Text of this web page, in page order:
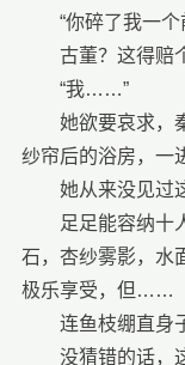
“你碎了我一
古董？这得赔
“我……”
她欲要哀求，
纱帘后的浴房，一
她从来没见
足足能容纳十
石，杏纱雾影，水
极乐享受，但……
连鱼枝绷直身
没猜错的话，